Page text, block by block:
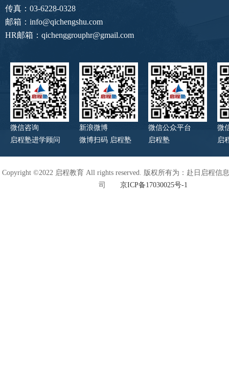
传真：03-6228-0328
邮箱：info@qichengshu.com
HR邮箱：qichenggrouphr@gmail.com
微信咨询
启程塾进学顾问
新浪微博
微博扫码 启程塾
微信公众平台
启程塾
微
启
Copyright ©2022 启程教育 All rights reserved. 版权所有为：赴日启程信
司 京ICP备17030025号-1